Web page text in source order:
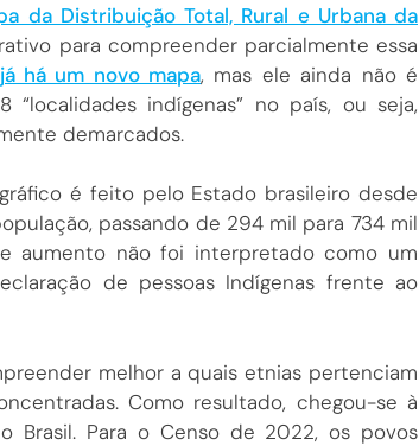
da Distribuição Total, Rural e Urbana da
para compreender parcialmente essa
há um novo mapa, mas ele ainda não é
indígenas” no país, ou seja,
demarcados.
é feito pelo Estado brasileiro desde
passando de 294 mil para 734 mil
aumento não foi interpretado como um
de pessoas Indígenas frente ao
melhor a quais etnias pertenciam
Como resultado, chegou-se à
Brasil. Para o Censo de 2022, os povos